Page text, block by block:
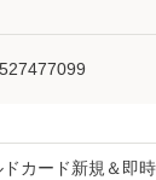
527477099
カード新規＆即